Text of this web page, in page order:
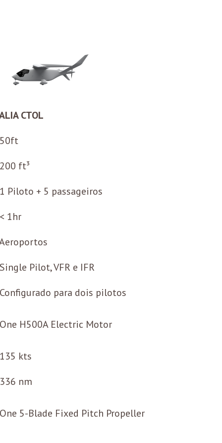
CTOL
ft³
Piloto + 5 passageiros
1hr
Pilot, VFR e IFR
para dois pilotos
H500A Electric Motor
kts
nm
5-Blade Fixed Pitch Propeller